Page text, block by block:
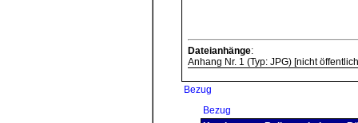
Dateianhänge:
Anhang Nr. 1 (Typ: JPG) [nicht
Bezug
Bezug